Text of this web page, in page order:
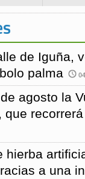
de Iguña,
palma
agosto la
hierba
a una